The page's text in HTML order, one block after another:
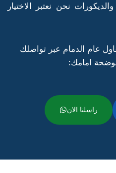
نحن نعتبر الاختيار
عام الدمام عبر تواصلك
امامك:
راسلنا الان